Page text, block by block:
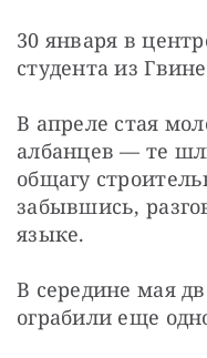
30 января в
студента из
В апреле стая
албанцев — те
общагу
забывшись,
языке.
В середине мая
ограбили еще